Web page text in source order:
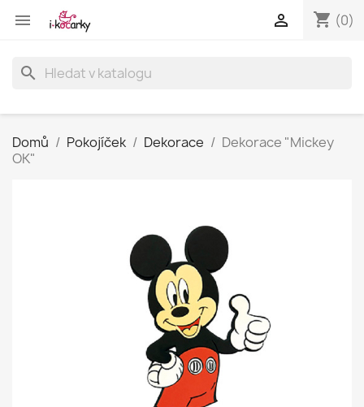
 shopping_cart (0)

search
Domů Pokojíček Dekorace
Dekorace "Mickey
OK"